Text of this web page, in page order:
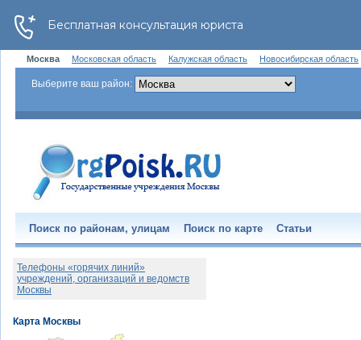
Москва Московская область Калужская область Новосибирская область
Выберите ваш район:
Поиск по районам, улицам Поиск по карте Статьи
Телефоны «горячих линий»
учреждений, организаций и ведомств
Москвы